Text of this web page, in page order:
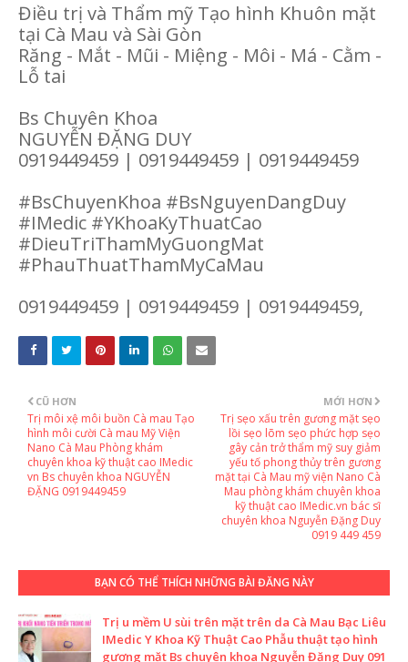
Điều trị và Thẩm mỹ Tạo hình Khuôn mặt
tại Cà Mau và Sài Gòn
Răng - Mắt - Mũi - Miệng - Môi - Má - Cằm -
Lỗ tai
Bs Chuyên Khoa
NGUYỄN ĐẶNG DUY
0919449459 | 0919449459 | 0919449459
#BsChuyenKhoa #BsNguyenDangDuy
#IMedic #YKhoaKyThuatCao
#DieuTriThamMyGuongMat
#PhauThuatThamMyCaMau
0919449459 | 0919449459 | 0919449459,
MỚI HƠN
Trị sẹo xấu trên gương mặt sẹo
lồi sẹo lõm sẹo phức hợp sẹo
gây cản trở thẩm mỹ suy giảm
yếu tố phong thủy trên gương
mặt tại Cà Mau mỹ viện Nano Cà
Mau phòng khám chuyên khoa
kỹ thuật cao IMedic.vn bác sĩ
chuyên khoa Nguyễn Đặng Duy
0919 449 459
CŨ HƠN
Trị môi xệ môi buồn Cà mau Tạo
hình môi cười Cà mau Mỹ Viện
Nano Cà Mau Phòng khám
chuyên khoa kỹ thuật cao IMedic
vn Bs chuyên khoa NGUYỄN
ĐẶNG 0919449459
BẠN CÓ THỂ THÍCH NHỮNG BÀI ĐĂNG NÀY
Trị u mềm U sùi trên mặt trên da Cà Mau Bạc Liêu
IMedic Y Khoa Kỹ Thuật Cao Phẫu thuật tạo hình
gương mặt Bs chuyên khoa Nguyễn Đặng Duy 091